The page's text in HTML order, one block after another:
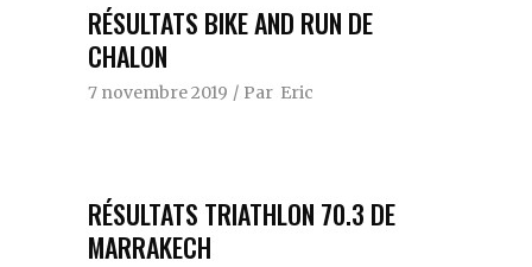
RÉSULTATS BIKE AND RUN DE
CHALON
7 novembre 2019 Par Eric
RÉSULTATS TRIATHLON 70.3 DE
MARRAKECH